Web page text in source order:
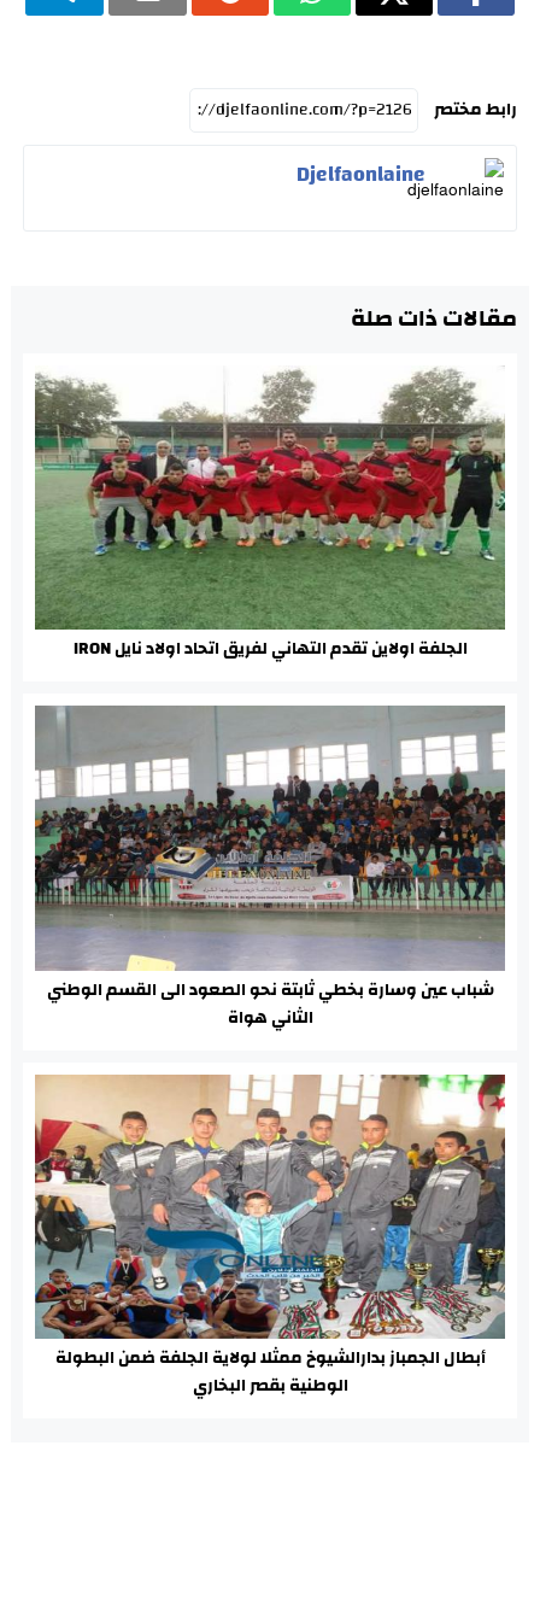
رابط مختصر
Djelfaonlaine
مقالات ذات صلة
الجلفة اولاين تقدم التهاني لفريق اتحاد اولاد نايل IRON
شباب عين وسارة بخطي ثابتة نحو الصعود الى القسم الوطني
الثاني هواة
أبطال الجمباز بدارالشيوخ ممثلا لولاية الجلفة ضمن البطولة
الوطنية بقصر البخاري